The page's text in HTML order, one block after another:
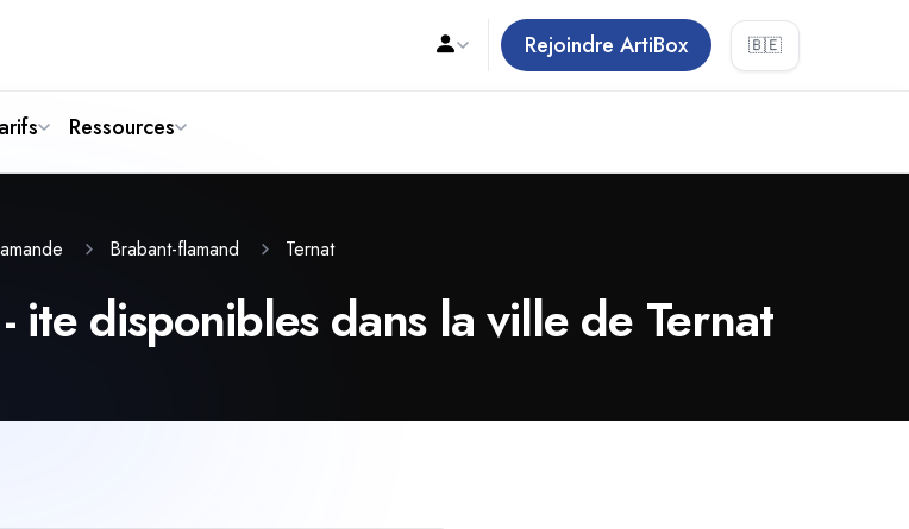
Rejoindre ArtiBox 🇧🇪
Ressources
Brabant-flamand Ternat
disponibles dans la ville de Ternat